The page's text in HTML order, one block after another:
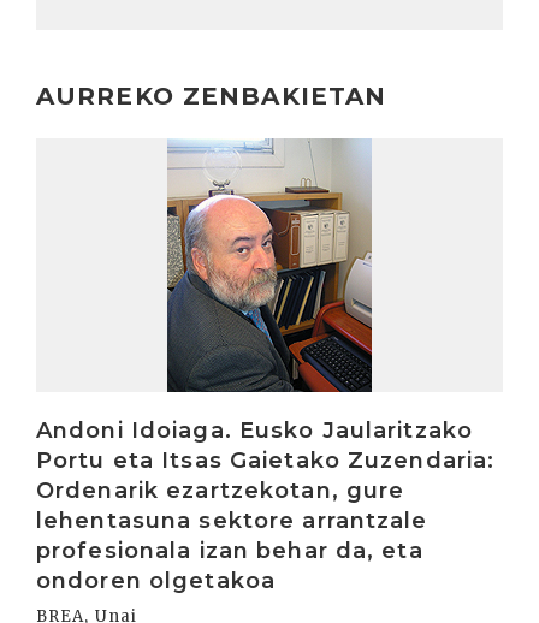
AURREKO ZENBAKIETAN
Andoni Idoiaga. Eusko Jaularitzako
Portu eta Itsas Gaietako Zuzendaria:
Ordenarik ezartzekotan, gure
lehentasuna sektore arrantzale
profesionala izan behar da, eta
ondoren olgetakoa
BREA, Unai